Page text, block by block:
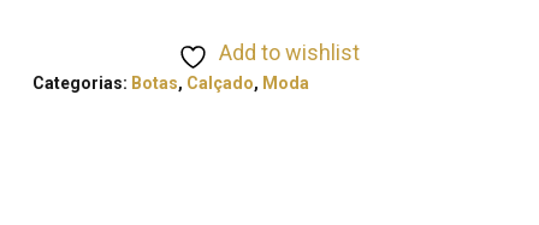
Add to wishlist
Categorias: Botas, Calçado, Moda